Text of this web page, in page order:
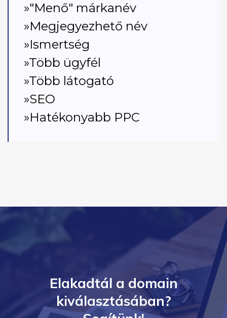
»"Menő" márkanév
»Megjegyezhető név
»Ismertség
»Több ügyfél
»Több látogató
»SEO
»Hatékonyabb PPC
Elakadtál a domain
kiválasztásában?